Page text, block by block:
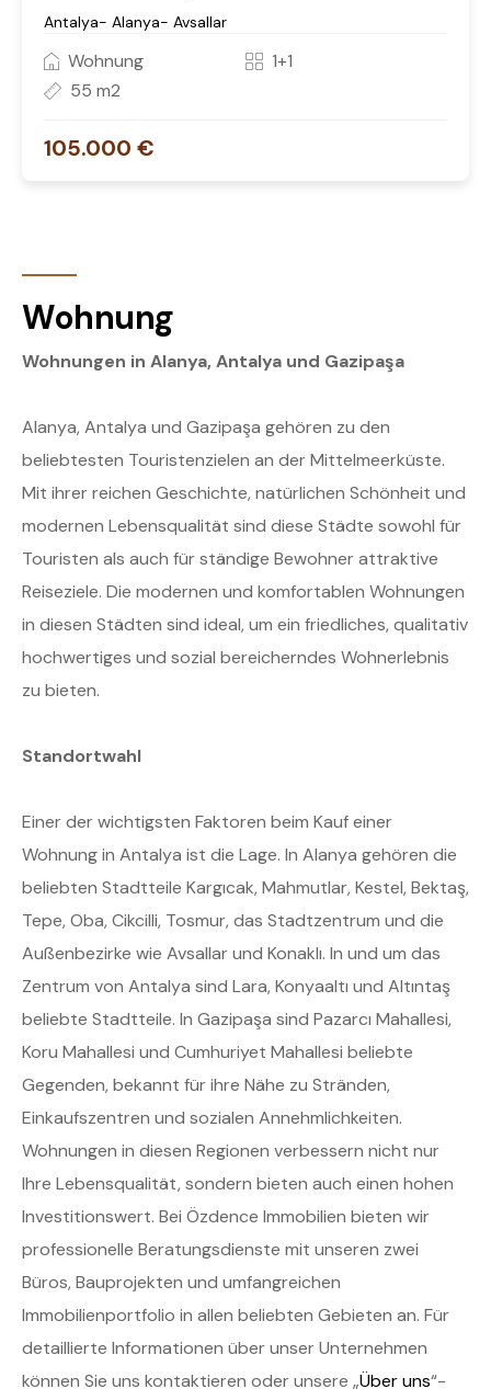
Antalya- Alanya- Avsallar
Wohnung
1+1
55 m2
105.000 €
Wohnung
Wohnungen in Alanya, Antalya und Gazipaşa
Alanya, Antalya und Gazipaşa gehören zu den
beliebtesten Touristenzielen an der Mittelmeerküste.
Mit ihrer reichen Geschichte, natürlichen Schönheit und
modernen Lebensqualität sind diese Städte sowohl für
Touristen als auch für ständige Bewohner attraktive
Reiseziele. Die modernen und komfortablen Wohnungen
in diesen Städten sind ideal, um ein friedliches, qualitativ
hochwertiges und sozial bereicherndes Wohnerlebnis
zu bieten.
Standortwahl
Einer der wichtigsten Faktoren beim Kauf einer
Wohnung in Antalya ist die Lage. In Alanya gehören die
beliebten Stadtteile Kargıcak, Mahmutlar, Kestel, Bektaş,
Tepe, Oba, Cikcilli, Tosmur, das Stadtzentrum und die
Außenbezirke wie Avsallar und Konaklı. In und um das
Zentrum von Antalya sind Lara, Konyaaltı und Altıntaş
beliebte Stadtteile. In Gazipaşa sind Pazarcı Mahallesi,
Koru Mahallesi und Cumhuriyet Mahallesi beliebte
Gegenden, bekannt für ihre Nähe zu Stränden,
Einkaufszentren und sozialen Annehmlichkeiten.
Wohnungen in diesen Regionen verbessern nicht nur
Ihre Lebensqualität, sondern bieten auch einen hohen
Investitionswert. Bei Özdence Immobilien bieten wir
professionelle Beratungsdienste mit unseren zwei
Büros, Bauprojekten und umfangreichen
Immobilienportfolio in allen beliebten Gebieten an. Für
detaillierte Informationen über unser Unternehmen
können Sie uns kontaktieren oder unsere „Über uns“-